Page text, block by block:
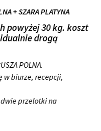
+ SZARA PLATYNA
powyżej 30 kg. koszt
drogą
POLNA.
w biurze, recepcji,
dwie przelotki na